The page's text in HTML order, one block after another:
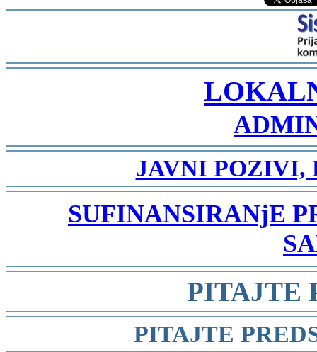
-
-
JAVNI POZIVI,
-
SUFINANSIRANjE
-
PITAJTE
-
PITAJTE